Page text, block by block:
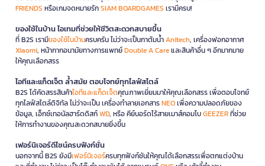
FRIENDS หรือเกมจดหมายรักSIAM BOARDGAMES เรามีครบ!
ของใช้ในบ้าน ไอเทมที่ช่วยให้ชีวิตสะดวกสบายขึ้น
ที่ B2S เรามีของใช้ในบ้านครบครัน ไม่ว่าจะเป็นกาต้มน้ำAnitech, เครื่องฟอกอากาศ
Xiaomi, หน้ากากอนามัยทางการแพทย์Double A Careและสินค้าอื่น ๆ อีกมากมาย
ให้คุณเลือกสรร
ไอทีและแก็ดเจ็ต ล้ำสมัย ตอบโจทย์ทุกไลฟ์สไตล์
B2S ได้คัดสรรสินค้าไอทีและแก็ดเจ็ตคุณภาพเยี่ยมมาให้คุณเลือกสรร เพื่อตอบโจทย์
ทุกไลฟ์สไตล์ดิจิทัล ไม่ว่าจะเป็น เครื่องทำลายเอกสารNEOเพื่อความปลอดภัยของ
ข้อมูล, เอ็กซ์เทอนัลฮาร์ดดิสก์WD, หรือ คีย์บอร์ดไร้สายเมาส์คอมโบGEEZERที่ช่วย
ให้การทำงานของคุณสะดวกสบายยิ่งขึ้น
เฟอร์นิเจอร์ดีไซน์ครบฟังก์ชั่น
นอกจากนี้ B2S ยังมีเฟอร์นิเจอร์ครบทุกฟังก์ชันให้คุณได้เลือกสรรเพื่อตกแต่งบ้าน